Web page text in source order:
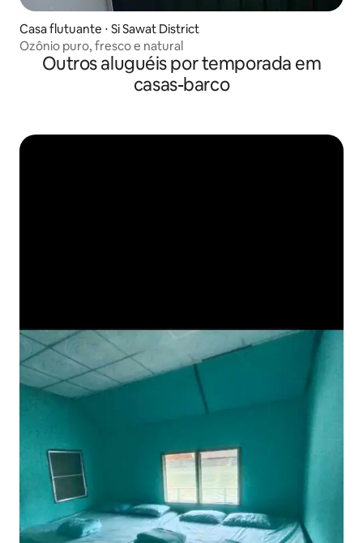
Casa flutuante ⋅ Si Sawat District
Ozônio puro, fresco e natural
Outros aluguéis por temporada em
casas-barco